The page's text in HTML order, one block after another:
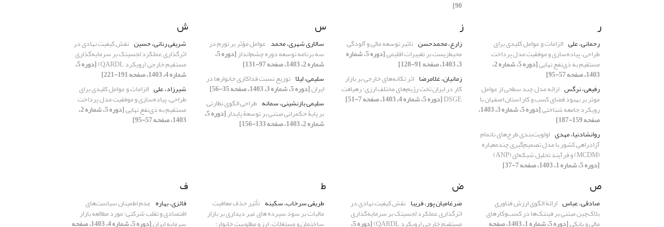
90]
ر
رحمانی، علی الزامات و عوامل کلیدی برای
طراحی، پیاده‌سازی و موفقیت مدل پرداخت
مستقیم به ذی‌نفع نهایی [دوره 5، شماره 2،
1403، صفحه 57-95]
رفیعی، نرگس ارائه مدل چند سطحی از عوامل
موثر بر بهبود فضای کسب و کار استان اصفهان با
رویکرد جامعه شناختی [دوره 5، شماره 3، 1403،
صفحه 159-187]
روانشادنیا، مهدی اولویت‌بندی طرح‌های ناتمام
آزادراهی کشور با مدل تصمیم‌گیری چندمعیاره
(MCDM) و فرآیند تحلیل شبکه‌ای (ANP)
[دوره 5، شماره 1، 1403، صفحه 7-37]
ز
زارع، محمدحسن تاثیر توسعه مالی و آلودگی
محیط‌زیست بر تغییرات اقلیمی [دوره 5، شماره
3، 1403، صفحه 91-128]
زمانیان، غلامرضا اثر تکانه‌های خارجی بر بازار
کار در ایران تحت رژیم‌های مختلف ارزی: رهیافت
DSGE[دوره 5، شماره 4، 1403، صفحه 7-51]
س
سالاری شهری، محمد عوامل مؤثر بر تورم در
سه برنامه توسعه دوره چشم‌انداز [دوره 5،
شماره 2، 1403، صفحه 97-131]
سلیمی، لیلا توزیع نسبت فداکاری خانوارها در
ایران[دوره 5، شماره 3، 1403، صفحه 35-56]
سلیمی بازنشینی، سمانه طراحی الگوی نظارتی
بر پایۀ حکمرانی مبتنی بر توسعۀ پایدار [دوره 5،
شماره 2، 1403، صفحه 133-156]
ش
شریفی رنانی، حسین نقش کیفیت نهادی در
اثرگذاری عملکرد لجسیتک بر سرمایه‌گذاری
مستقیم خارجی (رویکرد QARDL) [دوره 5،
شماره 4، 1403، صفحه 191-221]
شیرزاد، علی الزامات و عوامل کلیدی برای
طراحی، پیاده‌سازی و موفقیت مدل پرداخت
مستقیم به ذی‌نفع نهایی [دوره 5، شماره 2،
1403، صفحه 57-95]
ص
صادقی، عباس ارائة الگوی ارزش فناوری
بلاک‏‌چین مبتنی بر فین‏تک‌ها در کسب‌وکارهای
مالی و بانکی [دوره 5، شماره 1، 1403، صفحه
ض
ضرغامیان پور، فریبا نقش کیفیت نهادی در
اثرگذاری عملکرد لجسیتک بر سرمایه‌گذاری
مستقیم خارجی (رویکرد QARDL) [دوره 5،
ط
طریقی سرخاب، سکینه تأثیر حذف معافیت
مالیات بر سود سپرده های غیر دیداری بر بازار
ساختمان و مستغلات، ارز و مطلوبیت خانوار:
ف
فائزی، بهاره عدم اطمینان سیاست‌های
اقتصادی و تقلب شرکتی: مورد مطالعه بازار
سرمایه ایران [دوره 5، شماره 4، 1403، صفحه